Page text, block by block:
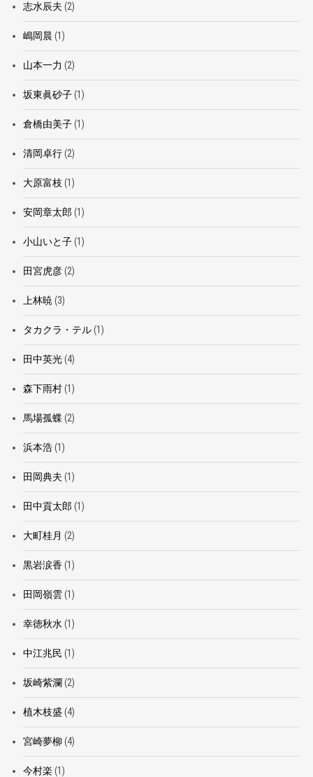
志水辰夫 (2)
嶋岡晨 (1)
山本一力 (2)
坂東眞砂子(1)
倉橋由美子(1)
清岡卓行(2)
大原富枝 (1)
安岡章太郎 (1)
小山いと子(1)
田宮虎彦(2)
上林暁 (3)
タカクラ・テル(1)
田中英光(4)
森下雨村(1)
馬場孤蝶 (2)
浜本浩(1)
田岡典夫 (1)
田中貢太郎 (1)
大町桂月 (2)
黒岩涙香(1)
田岡嶺雲(1)
幸徳秋水 (1)
中江兆民 (1)
坂崎紫瀾 (2)
植木枝盛 (4)
宮崎夢柳 (4)
今村楽 (1)